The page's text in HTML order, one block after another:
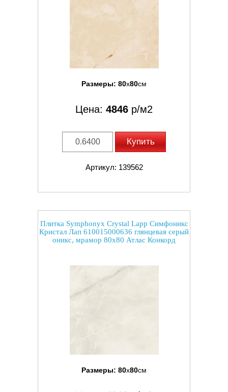
Размеры: 80x80см
Цена: 4846 р/м2
Купить
Артикул: 139562
Плитка Symphonyx Crystal Lapp Симфоникс
Кристал Лап 610015000636 глянцевая серый
оникс, мрамор 80x80 Атлас Конкорд
Размеры: 80x80см